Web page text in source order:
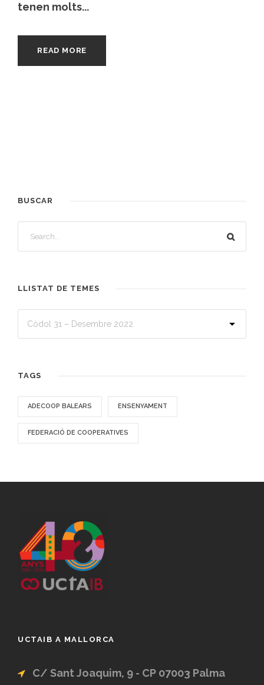
tenen molts...
READ MORE
BUSCAR
LLISTAT DE TEMES
TAGS
ADECOOP BALEARS ENSENYAMENT
FEDERACIÓ DE COOPERATIVES
UCTAIB A MALLORCA
C/ Sant Joaquim, 9 - CP 07003 Palma